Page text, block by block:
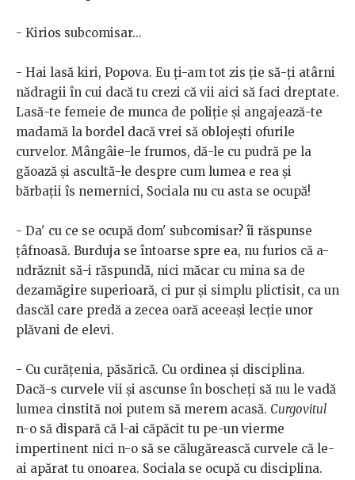
- Kirios subcomisar...
- Hai lasă kiri, Popova. Eu ți-am tot zis ție să-ți atârni
nădragii în cui dacă tu crezi că vii aici să faci dreptate.
Lasă-te femeie de munca de poliție și angajează-te
madamă la bordel dacă vrei să oblojești ofurile
curvelor. Mângâie-le frumos, dă-le cu pudră pe la
găoază și ascultă-le despre cum lumea e rea și
bărbații îs nemernici, Sociala nu cu asta se ocupă!
- Da' cu ce se ocupă dom' subcomisar? îi răspunse
țâfnoasă. Burduja se întoarse spre ea, nu furios că a-
ndrăznit să-i răspundă, nici măcar cu mina sa de
dezamăgire superioară, ci pur și simplu plictisit, ca un
dascăl care predă a zecea oară aceeași lecție unor
plăvani de elevi.
- Cu curățenia, păsărică. Cu ordinea și disciplina.
Dacă-s curvele vii și ascunse în boscheți să nu le vadă
lumea cinstită noi putem să merem acasă. Curgovitul
n-o să dispară că l-ai căpăcit tu pe-un vierme
impertinent nici n-o să se călugărească curvele că le-
ai apărat tu onoarea. Sociala se ocupă cu disciplina.